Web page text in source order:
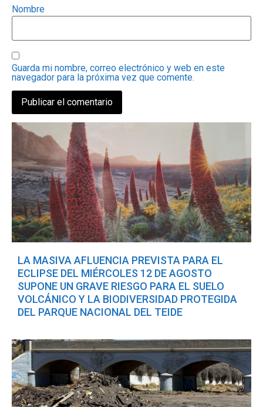
Nombre
Guarda mi nombre, correo electrónico y web en este
navegador para la próxima vez que comente.
LA MASIVA AFLUENCIA PREVISTA PARA EL
ECLIPSE DEL MIÉRCOLES 12 DE AGOSTO
SUPONE UN GRAVE RIESGO PARA EL SUELO
VOLCÁNICO Y LA BIODIVERSIDAD PROTEGIDA
DEL PARQUE NACIONAL DEL TEIDE